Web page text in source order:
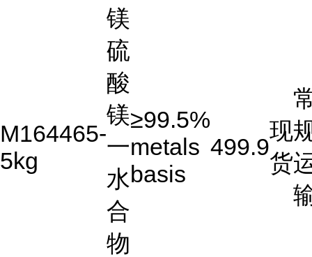
镁
M164465-
5kg
硫
酸
镁
一
水
合
物
≥99.5%
metals
basis
499.9
现
货